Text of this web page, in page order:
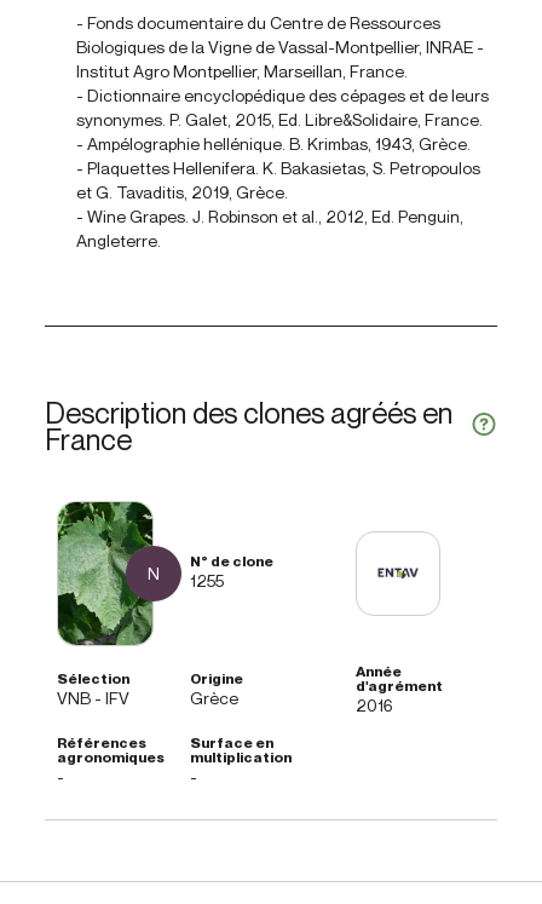
- Fonds documentaire du Centre de Ressources
Biologiques de la Vigne de Vassal-Montpellier, INRAE -
Institut Agro Montpellier, Marseillan, France.
- Dictionnaire encyclopédique des cépages et de leurs
synonymes. P. Galet, 2015, Ed. Libre&Solidaire, France.
- Ampélographie hellénique. B. Krimbas, 1943, Grèce.
- Plaquettes Hellenifera. K. Bakasietas, S. Petropoulos
et G. Tavaditis, 2019, Grèce.
- Wine Grapes. J. Robinson et al., 2012, Ed. Penguin,
Angleterre.
Description des clones agréés en
France
N 1255
Grèce
VNB - IFV 2016
- -